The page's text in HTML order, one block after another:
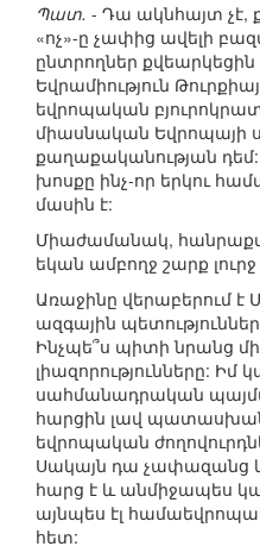
Պատ. - Դա ակնհայտ չէ,
«ոչ»-ը չափից ավելի
ընտրողներ
Եվրամիություն
եվրոպական
միասնական Եվրոպայի
քաղաքականության դեմ:
խոսքը ինչ-որ երկու
մասին է:
Միաժամանակ,
եկան ամբողջ շարք
Առաջինը վերաբերում է
ազգային
Ինչպե՞ս պիտի նրանց
լիազորությունները: Իմ
սահմանադրական
հարցին լավ պատասխան
եվրոպական
Սակայն դա չափազանց
հարց է և անմիջապես
այնպես էլ
հետ: